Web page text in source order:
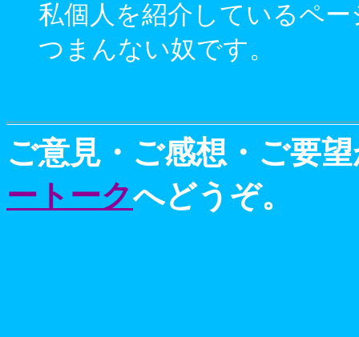
私個人を紹介しているペ
つまんない奴です。
ご意見・ご感想・ご要
ートークへどうぞ。